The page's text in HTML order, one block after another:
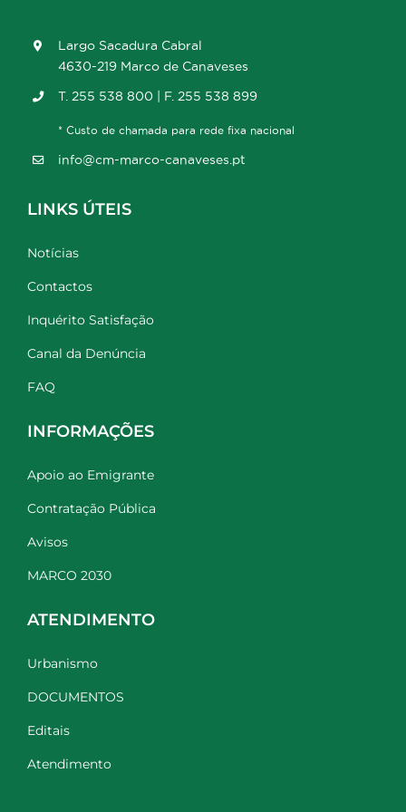
Largo Sacadura Cabral
4630-219 Marco de Canaveses
T. 255 538 800 | F. 255 538 899
* Custo de chamada para rede fixa nacional
info@cm-marco-canaveses.pt
LINKS ÚTEIS
Notícias
Contactos
Inquérito Satisfação
Canal da Denúncia
FAQ
INFORMAÇÕES
Apoio ao Emigrante
Contratação Pública
Avisos
MARCO 2030
ATENDIMENTO
Urbanismo
DOCUMENTOS
Editais
Atendimento